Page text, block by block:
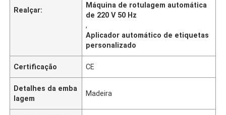
Realçar:
Máquina de rotulagem automática
de 220 V 50 Hz
,
Aplicador automático de etiquetas
personalizado
Certificação CE
Detalhes da emba
lagem
Madeira